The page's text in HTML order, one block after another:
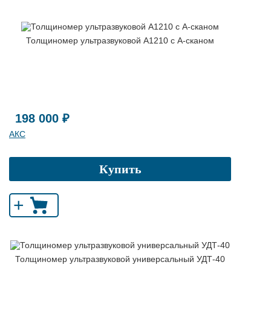
Толщиномер ультразвуковой А1210 с А-сканом
198 000 ₽
АКС
Купить
+
Толщиномер ультразвуковой универсальный УДТ-40